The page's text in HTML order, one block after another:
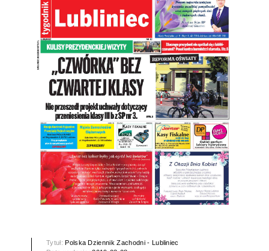
Tytuł:Polska Dziennik Zachodni - Lubliniec